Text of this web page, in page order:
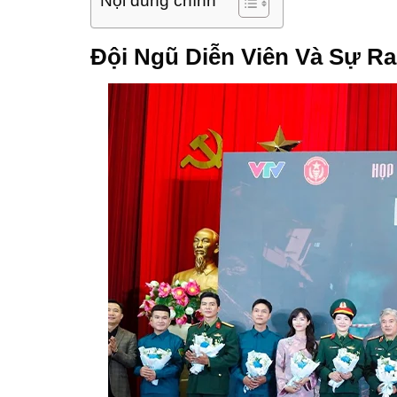
Đội Ngũ Diễn Viên Và Sự